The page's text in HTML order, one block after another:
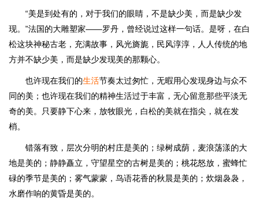
“美是到处有的，对于我们的眼睛，不是缺少美，而是缺少发
现。”法国的大雕塑家——罗丹，曾经说过这样一句话。是呀，在白
松这块神秘古老，充满故事，风光旖旎，民风淳淳，人人传统的地
方并不缺少美，而是缺少发现美的那颗心。
也许现在我们的生活节奏太过匆忙，无暇用心发现身边与众不
同的美；也许现在我们的精神生活过于丰富，无心留意那些平淡无
奇的美。只要静下心来，放牧眼光，白松的美就在指尖，就在发
梢。
错落有致，层次分明的村庄是美的；绿树成荫，麦浪荡漾的大
地是美的；静静矗立，守望星空的古树是美的；桃花怒放，蜜蜂忙
碌的季节是美的；雾气蒙蒙，鸟语花香的秋晨是美的；炊烟袅袅，
水磨作响的黄昏是美的。